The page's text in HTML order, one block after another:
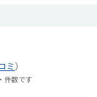
ミ）
件数です